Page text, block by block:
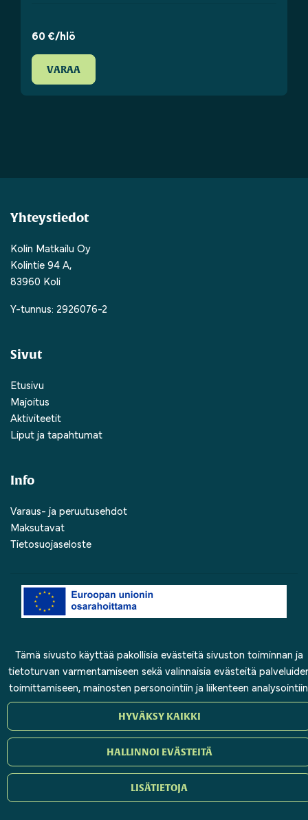
Tämä sivusto käyttää pakollisia evästeitä sivuston toiminnan ja
tietoturvan varmentamiseen sekä valinnaisia evästeitä
toimittamiseen, mainosten personointiin ja liikenteen
HYVÄKSY KAIKKI
HALLINNOI EVÄSTEITÄ
LISÄTIETOJA
60 €/hlö
VARAA
Yhteystiedot
Kolin Matkailu Oy
Kolintie 94 A,
83960 Koli
Y-tunnus: 2926076-2
Sivut
Etusivu
Majoitus
Aktiviteetit
Liput ja tapahtumat
Info
Varaus- ja peruutusehdot
Maksutavat
Tietosuojaseloste